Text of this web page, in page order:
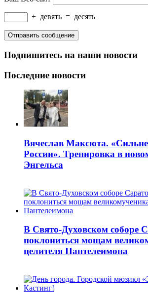
+ девять = десять
Подпишитесь на наши новости
Последние новости
Вячеслав Максюта.
России». Тренировка в
Энгельса
В Свято-Духовском соборе
поклониться мощам
целителя Пантелеимона